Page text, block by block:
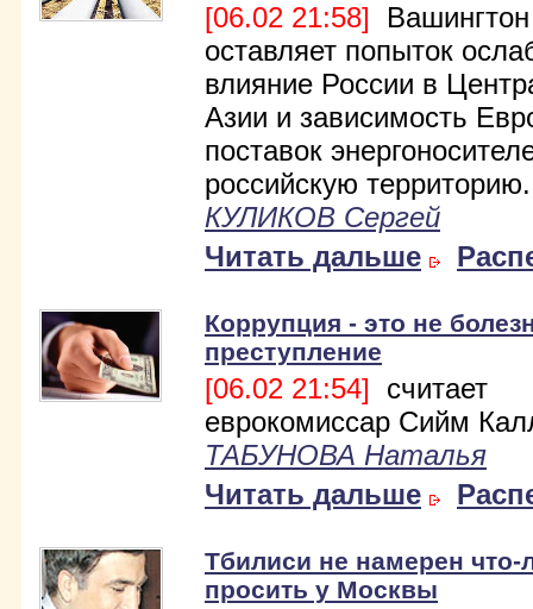
[06.02 21:58]
оставляет попыток
влияние России в
Азии и зависимость
поставок
российскую
КУЛИКОВ Сергей
Читать дальше
Коррупция - это не
преступление
[06.02 21:54] считает
еврокомиссар Сийм
ТАБУНОВА Наталья
Читать дальше
Тбилиси не намерен что-
просить у Москвы